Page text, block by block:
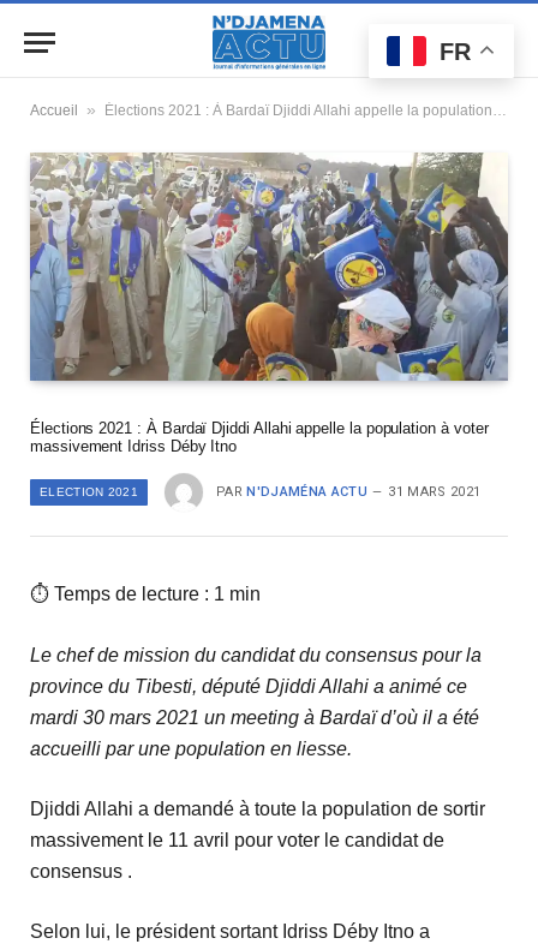
Accueil » Élections 2021 : À Bardaï Djiddi Allahi appelle la population à voter massivement Idriss Déby Itno
Élections 2021 : À Bardaï Djiddi Allahi appelle la population à voter
massivement Idriss Déby Itno
ELECTION 2021 PAR N'DJAMÉNA ACTU 31 MARS 2021
⏱ Temps de lecture : 1 min
Le chef de mission du candidat du consensus pour la
province du Tibesti, député Djiddi Allahi a animé ce
mardi 30 mars 2021 un meeting à Bardaï d’où il a été
accueilli par une population en liesse.
Djiddi Allahi a demandé à toute la population de sortir
massivement le 11 avril pour voter le candidat de
consensus .
Selon lui, le président sortant Idriss Déby Itno a
FR